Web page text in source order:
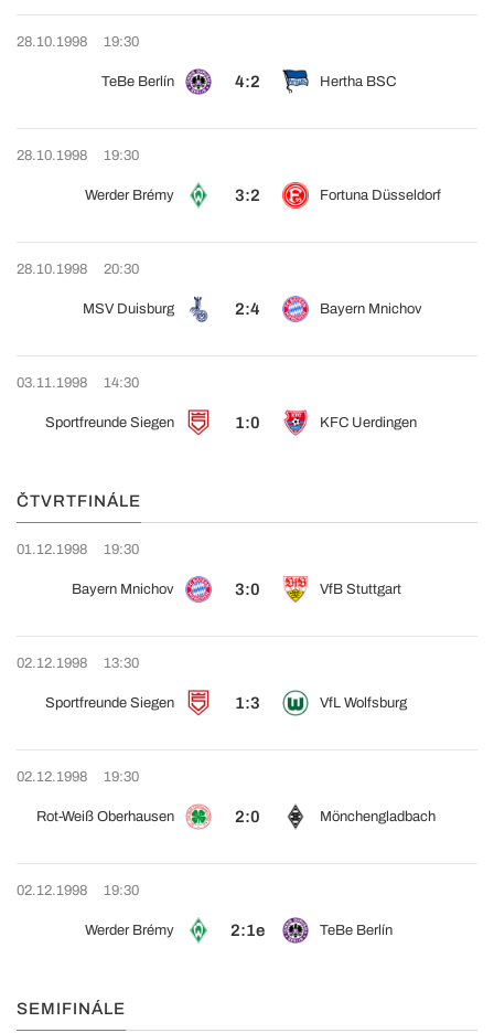
28.10.1998 19:30
TeBe Berlín 4:2 Hertha BSC
28.10.1998 19:30
Werder Brémy 3:2 Fortuna Düsseldorf
28.10.1998 20:30
MSV Duisburg 2:4 Bayern Mnichov
03.11.1998 14:30
Sportfreunde Siegen 1:0 KFC Uerdingen
ČTVRTFINÁLE
01.12.1998 19:30
Bayern Mnichov 3:0 VfB Stuttgart
02.12.1998 13:30
Sportfreunde Siegen 1:3 VfL Wolfsburg
02.12.1998 19:30
Rot-Weiß Oberhausen 2:0 Mönchengladbach
02.12.1998 19:30
Werder Brémy 2:1e TeBe Berlín
SEMIFINÁLE